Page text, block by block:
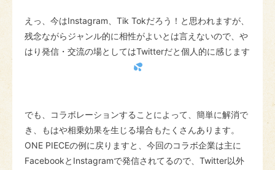
えっ、今はInstagram、Tik Tokだろう！と思われますが、
残念ながらジャンル的に相性がよいとは言えないので、や
はり発信・交流の場としてはTwitterだと個人的に感じます
でも、コラボレーションすることによって、簡単に解消で
き、もはや相乗効果を生じる場合もたくさんあります。
ONE PIECEの例に戻りますと、今回のコラボ企業は主に
FacebookとInstagramで発信されてるので、Twitter以外